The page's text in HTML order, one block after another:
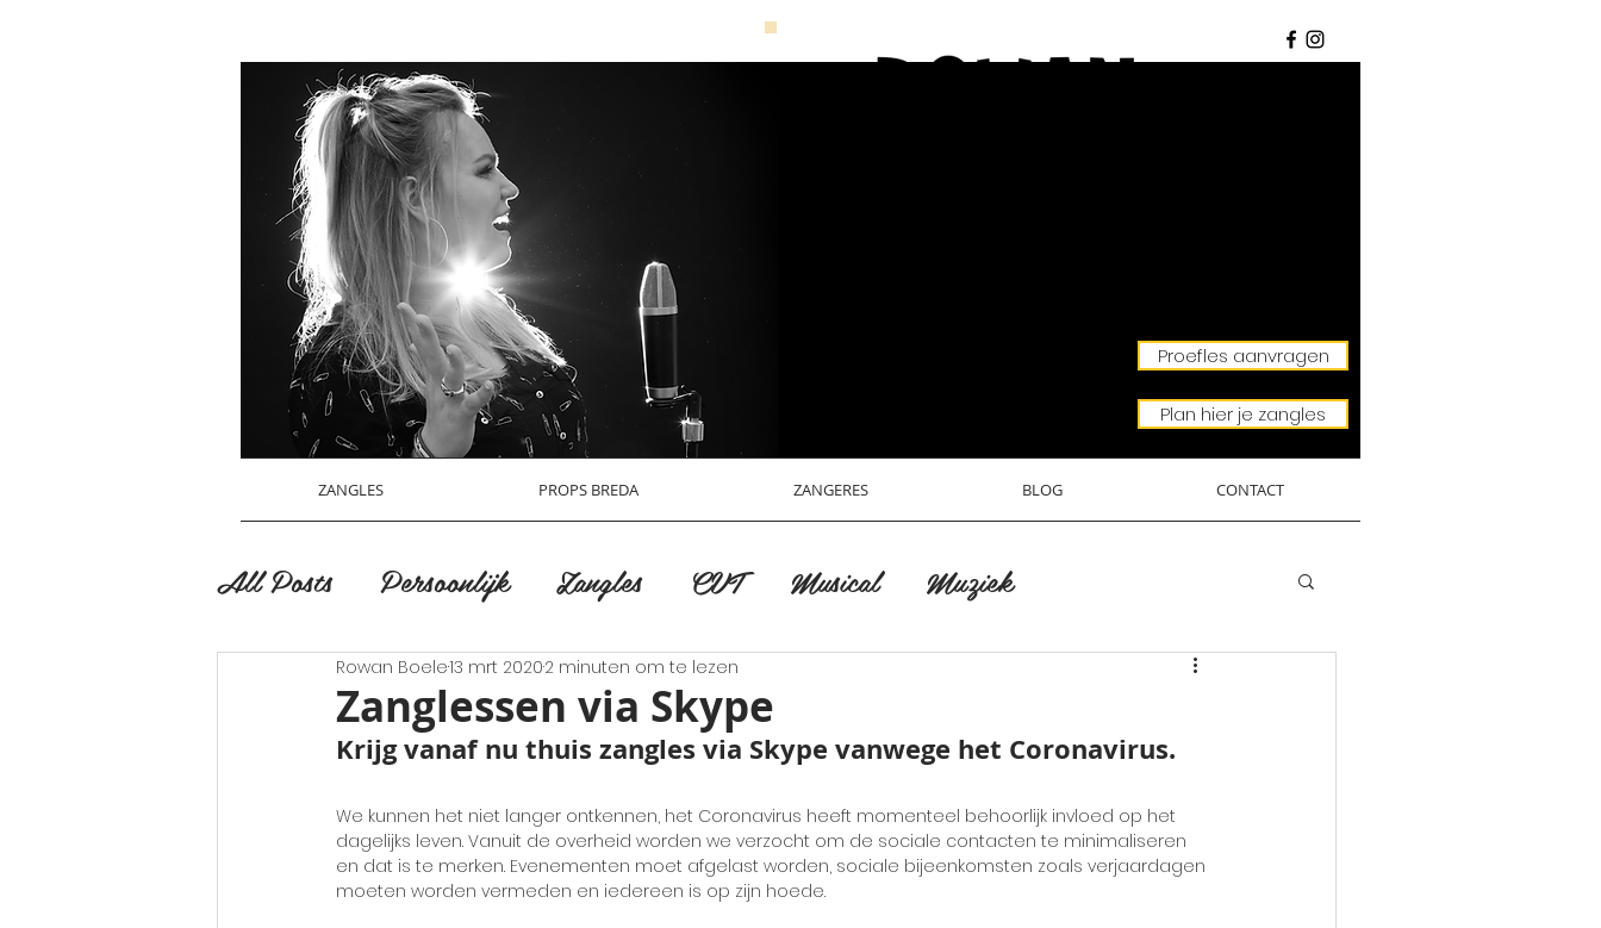
Plan hier je zangles
Proefles aanvragen
ZANGLES PROPS BREDA ZANGERES BLOG CONTACT
All Posts Persoonlijk Zangles CVT Musical Muziek
Zanglessen via Skype
Rowan Boele13 mrt 20202 minuten om te lezen
Krijg vanaf nu thuis zangles via Skype vanwege het Coronavirus.
We kunnen het niet langer ontkennen, het Coronavirus heeft momenteel behoorlijk invloed op het
dagelijks leven. Vanuit de overheid worden we verzocht om de sociale contacten te minimaliseren
en dat is te merken. Evenementen moet afgelast worden, sociale bijeenkomsten zoals verjaardagen
moeten worden vermeden en iedereen is op zijn hoede.